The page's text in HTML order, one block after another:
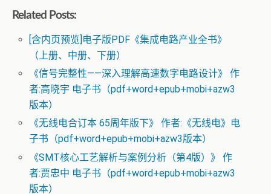
Related Posts:
[含内页预览]电子版PDF《集成电路产业全书》
（上册、中册、下册）
《信号完整性——深入理解高速数字电路设计》 作
者:高晓宇 电子书（pdf+word+epub+mobi+azw3
版本）
《无线电合订本 65周年版下》 作者:《无线电》电
子书（pdf+word+epub+mobi+azw3版本）
《SMT核心工艺解析与案例分析（第4版）》 作
者:贾忠中 电子书（pdf+word+epub+mobi+azw3
版本）